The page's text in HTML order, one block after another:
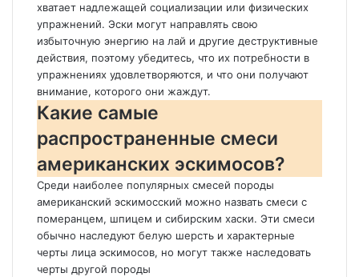
хватает надлежащей социализации или физических
упражнений. Эски могут направлять свою
избыточную энергию на лай и другие деструктивные
действия, поэтому убедитесь, что их потребности в
упражнениях удовлетворяются, и что они получают
внимание, которого они жаждут.
Какие самые
распространенные смеси
американских эскимосов?
Среди наиболее популярных смесей породы
американский эскимосский можно назвать смеси с
померанцем, шпицем и сибирским хаски. Эти смеси
обычно наследуют белую шерсть и характерные
черты лица эскимосов, но могут также наследовать
черты другой породы